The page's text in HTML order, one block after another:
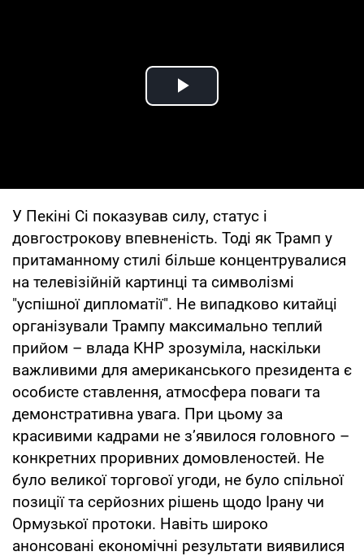
Play Video
У Пекіні Сі показував силу, статус і
довгострокову впевненість. Тоді як Трамп у
притаманному стилі більше концентрувалися
на телевізійній картинці та символізмі
"успішної дипломатії". Не випадково китайці
організували Трампу максимально теплий
прийом – влада КНР зрозуміла, наскільки
важливими для американського президента є
особисте ставлення, атмосфера поваги та
демонстративна увага. При цьому за
красивими кадрами не з’явилося головного –
конкретних проривних домовленостей. Не
було великої торгової угоди, не було спільної
позиції та серйозних рішень щодо Ірану чи
Ормузької протоки. Навіть широко
анонсовані економічні результати виявилися